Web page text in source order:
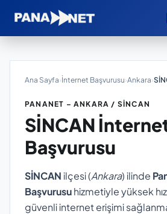
Ana Sayfa›İnternet Başvurusu›Ankara›
PANANET – ANKARA / SİNCAN
SİNCAN
Başvurusu
SİNCANilçesi (Ankara) ilinde
Başvurusuhizmetiyle yüksek
güvenli internet erişimi